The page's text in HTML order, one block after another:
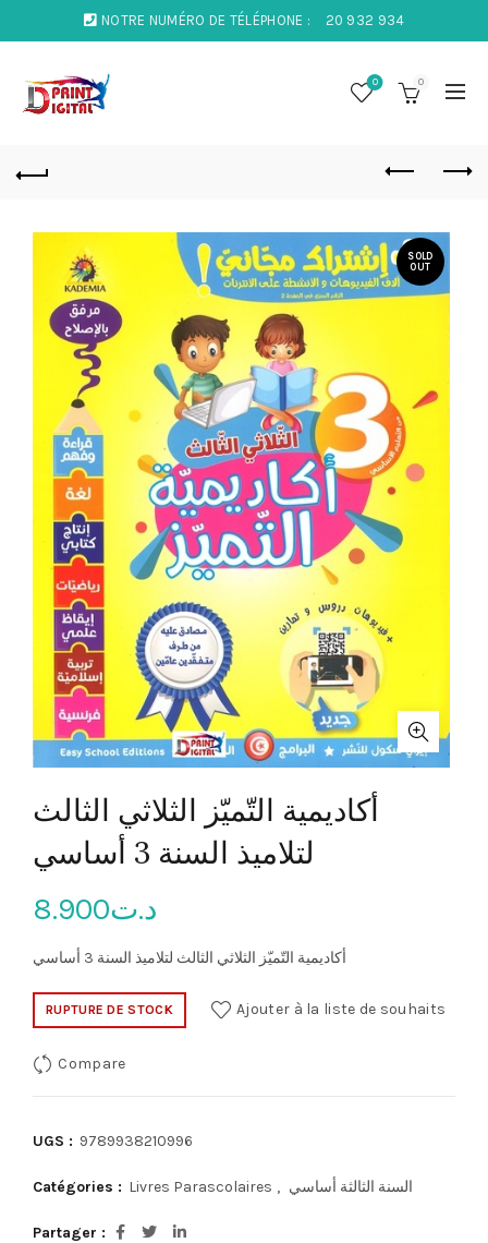
NOTRE NUMÉRO DE TÉLÉPHONE : 20 932 934
0 0
SOLD
OUT
أكاديمية التّميّز الثلاثي الثالث
لتلاميذ السنة 3 أساسي
د.ت8.900
أكاديمية التّميّز الثلاثي الثالث لتلاميذ السنة 3 أساسي
RUPTURE DE STOCK Ajouter à la liste de souhaits
Compare
UGS : 9789938210996
Catégories : Livres Parascolaires , السنة الثالثة أساسي
Partager